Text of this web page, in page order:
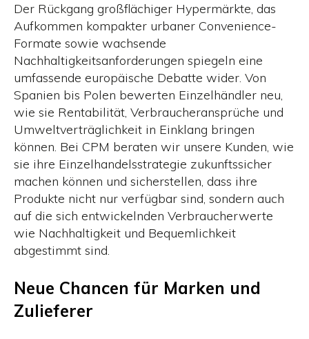
Der Rückgang großflächiger Hypermärkte, das
Aufkommen kompakter urbaner Convenience-
Formate sowie wachsende
Nachhaltigkeitsanforderungen spiegeln eine
umfassende europäische Debatte wider. Von
Spanien bis Polen bewerten Einzelhändler neu,
wie sie Rentabilität, Verbraucheransprüche und
Umweltverträglichkeit in Einklang bringen
können. Bei CPM beraten wir unsere Kunden, wie
sie ihre Einzelhandelsstrategie zukunftssicher
machen können und sicherstellen, dass ihre
Produkte nicht nur verfügbar sind, sondern auch
auf die sich entwickelnden Verbraucherwerte
wie Nachhaltigkeit und Bequemlichkeit
abgestimmt sind.
Neue Chancen für Marken und
Zulieferer